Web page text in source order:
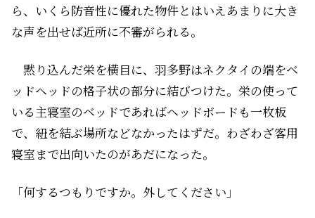
ら、いくら防音性に優れた物件とはいえあまりに大き
な声を出せば近所に不審がられる。
黙り込んだ栄を横目に、羽多野はネクタイの端をベ
ッドヘッドの格子状の部分に結びつけた。栄の使って
いる主寝室のベッドであればヘッドボードも一枚板
で、紐を結ぶ場所などなかったはずだ。わざわざ客用
寝室まで出向いたのがあだになった。
「何するつもりですか。外してください」